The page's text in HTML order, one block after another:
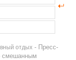
отдых - Пресс-
смешанным